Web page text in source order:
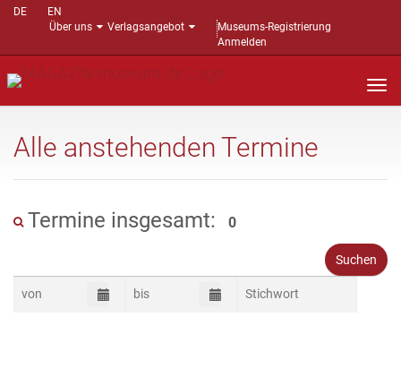
DE
EN
Über uns
Verlagsangebot
Museums-Registrierung
Anmelden
Alle anstehenden Termine
Termine insgesamt: 0